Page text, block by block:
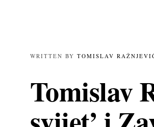
WRITTEN BY TOMISLAV
Tomislav